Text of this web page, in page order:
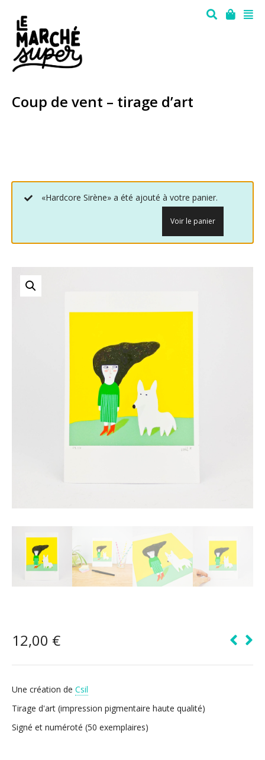
Coup de vent – tirage d’art
«Hardcore Sirène» a été ajouté à votre panier.
Voir le panier
12,00 €
Une création de Csil
Tirage d'art (impression pigmentaire haute qualité)
Signé et numéroté (50 exemplaires)